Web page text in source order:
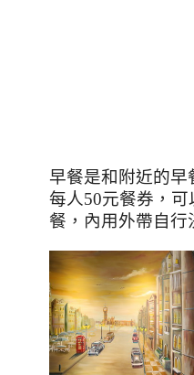
早餐是和附近的早
每人50元餐券，可
餐，內用外帶自行